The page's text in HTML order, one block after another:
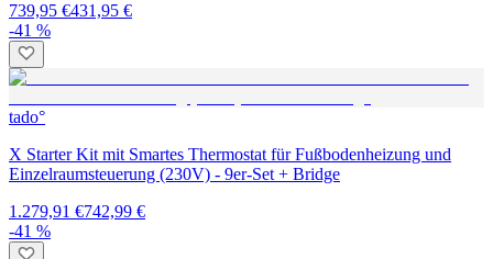
739,95 €431,95 €
-41 %
tado°
X Starter Kit mit Smartes Thermostat für Fußbodenheizung und
Einzelraumsteuerung (230V) - 9er-Set + Bridge
1.279,91 €742,99 €
-41 %